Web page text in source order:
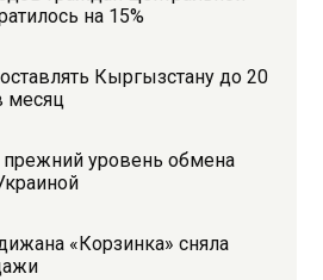
на 15%
Кыргызстану до 20
месяц
уровень обмена
«Корзинка» сняла